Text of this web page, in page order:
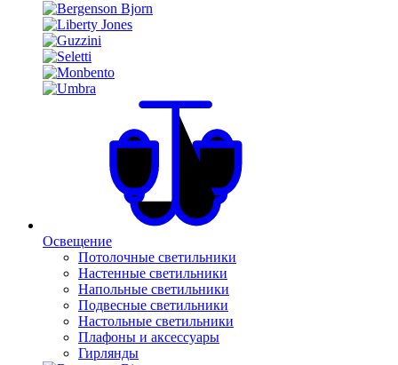
Освещение
Потолочные светильники
Настенные светильники
Напольные светильники
Подвесные светильники
Настольные светильники
Плафоны и аксессуары
Гирлянды